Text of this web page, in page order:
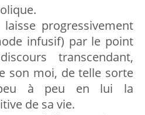
laisse progressivement
infusif) par le point
transcendant,
son moi, de telle sorte
à peu en lui la
de sa vie.